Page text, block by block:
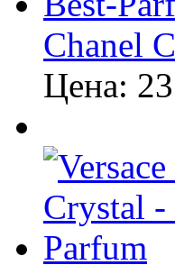
Chanel
Цена: